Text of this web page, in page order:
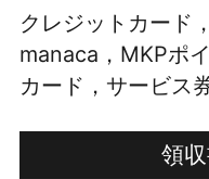
クレジットカード
manaca，MKPポ
カード，サービス
領